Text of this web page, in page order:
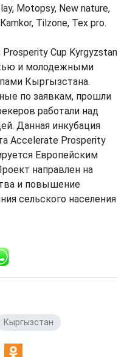
Motopsy, New nature,
Tilzone, Tex pro.
Cup Kyrgyzstan
и молодежными
Кыргызстана.
по заявкам, прошли
работали над
Данная инкубация
Accelerate Prosperity
Европейским
направлен на
и повышение
сельского населения
Кыргызстан